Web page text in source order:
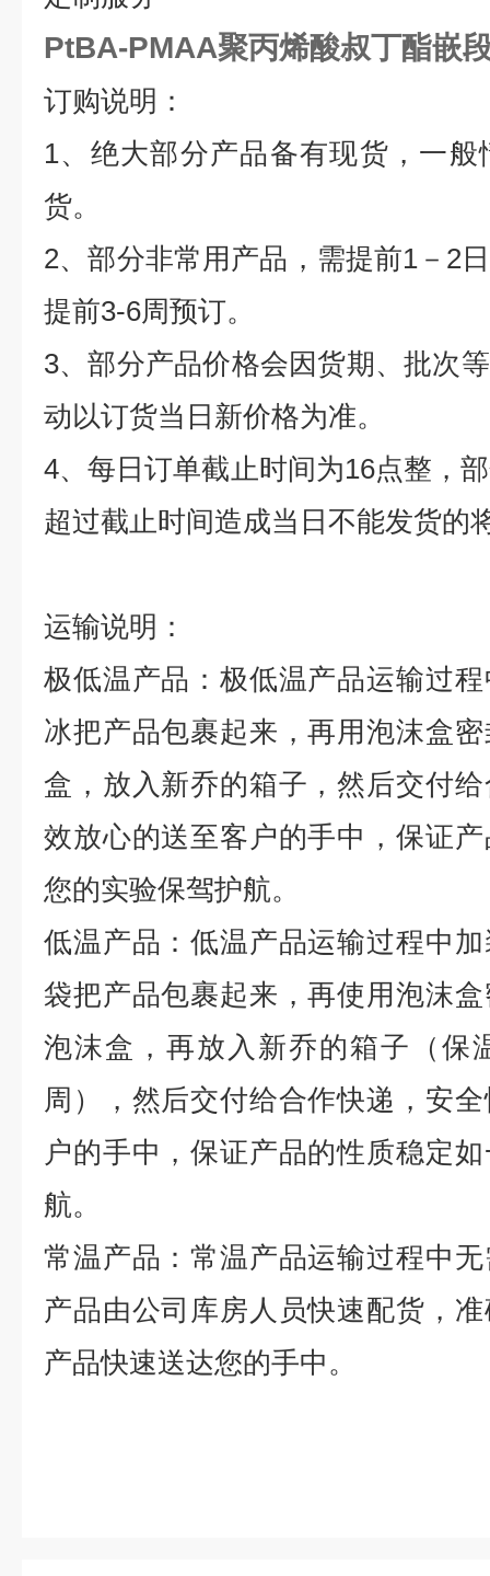
PtBA-PMAA聚丙烯酸叔丁酯嵌
订购说明：
1、绝大部分产品备有现货，一
货。
2、部分非常用产品，需提前1 － 2
提前3-6周预订。
3、部分产品价格会因货期、批次
动以订货当日新价格为准。
4、每日订单截止时间为16点整，
超过截止时间造成当日不能发货的
运输说明：
极低温产品：极低温产品运输过
冰把产品包裹起来，再用泡沫盒
盒，放入新乔的箱子，然后交付
效放心的送至客户的手中，保证
您的实验保驾护航。
低温产品：低温产品运输过程中
袋把产品包裹起来，再使用泡沫
泡沫盒，再放入新乔的箱子（保
周），然后交付给合作快递，安
户的手中，保证产品的性质稳定
航。
常温产品：常温产品运输过程中
产品由公司库房人员快速配货，
产品快速送达您的手中。